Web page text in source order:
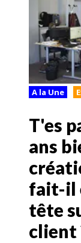
A la Une
T'es
ans
fait-il
tête
client